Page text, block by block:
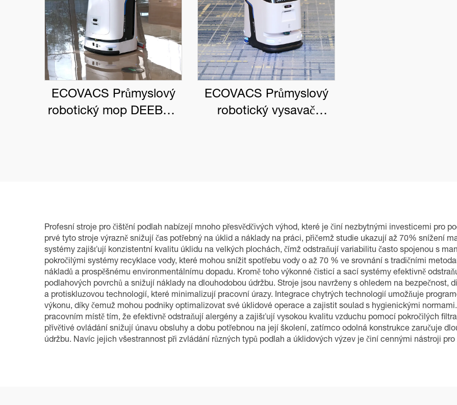
ECOVACS Průmyslový
robotický mop DEEBOT
ECOVACS Průmyslový
robotický vysavač
Profesní stroje pro čištění podlah nabízejí mnoho přesvědčivých výhod, které je činí nezbytnými investicemi pro
prvé tyto stroje výrazně snižují čas potřebný na úklid a náklady na práci, přičemž studie ukazují až 70% snížení
systémy zajišťují konzistentní kvalitu úklidu na velkých plochách, čímž odstraňují variabilitu často spojenou s
pokročilými systémy recyklace vody, které mohou snížit spotřebu vody o až 70 % ve srovnání s tradičními
nákladů a prospěšnému environmentálnímu dopadu. Kromě toho výkonné čisticí a sací systémy efektivně
podlahových povrchů a snižují náklady na dlouhodobou údržbu. Stroje jsou navrženy s ohledem na bezpečnost,
a protiskluzovou technologií, které minimalizují pracovní úrazy. Integrace chytrých technologií umožňuje
výkonu, díky čemuž mohou podniky optimalizovat své úklidové operace a zajistit soulad s hygienickými
pracovním místě tím, že efektivně odstraňují alergény a zajišťují vysokou kvalitu vzduchu pomocí pokročilých
přívětivé ovládání snižují únavu obsluhy a dobu potřebnou na její školení, zatímco odolná konstrukce zaručuje
údržbu. Navíc jejich všestrannost při zvládání různých typů podlah a úklidových výzev je činí cennými nástroji